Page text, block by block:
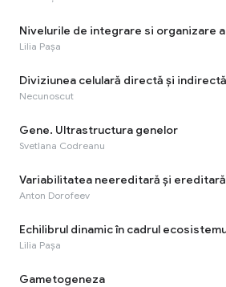
Nivelurile de integrare si organizare
Lilia Pașa
Diviziunea celulară directă și
Necunoscut
Gene. Ultrastructura genelor
Svetlana Codreanu
Variabilitatea neereditară și
Anton Dorofeev
Echilibrul dinamic în cadrul
Lilia Pașa
Gametogeneza